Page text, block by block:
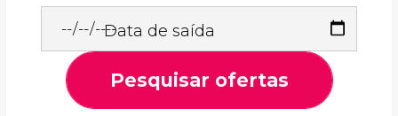
Data de saída
Pesquisar ofertas